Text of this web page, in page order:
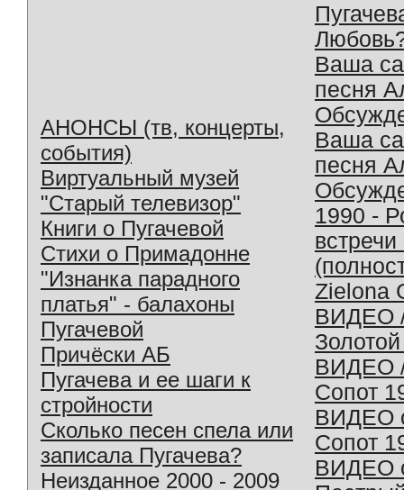
АНОНСЫ (тв, концерты,
события)
Виртуальный музей
"Старый телевизор"
Книги о Пугачевой
Стихи о Примадонне
"Изнанка парадного
платья" - балахоны
Пугачевой
Причёски АБ
Пугачева и ее шаги к
стройности
Сколько песен спела или
записала Пугачева?
Неизданное 2000 - 2009
Ваша
песня
Ваша
песня
1990 -
Zielona
ВИДЕО
ВИДЕО
Сопот
ВИДЕО
Сопот
ВИДЕО